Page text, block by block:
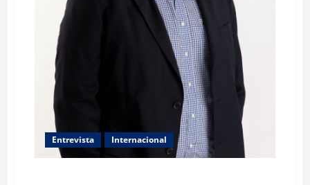
Entrevista Internacional